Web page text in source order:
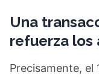
Una
refuerza los
Precisamente, el